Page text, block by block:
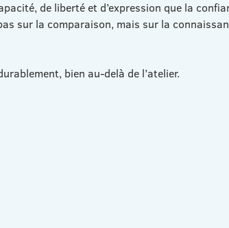
de liberté et d’expression que la
sur la comparaison, mais sur la
bien au-delà de l’atelier.